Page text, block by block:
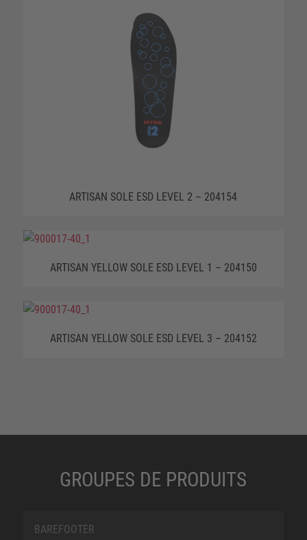
ARTISAN SOLE ESD LEVEL 2 – 204154
ARTISAN YELLOW SOLE ESD LEVEL 1 – 204150
ARTISAN YELLOW SOLE ESD LEVEL 3 – 204152
GROUPES DE PRODUITS
BAREFOOTER